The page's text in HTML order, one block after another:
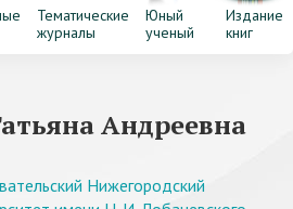
Тематические
журналы
Юный
ученый
Издание
книг
Андреевна
Нижегородский